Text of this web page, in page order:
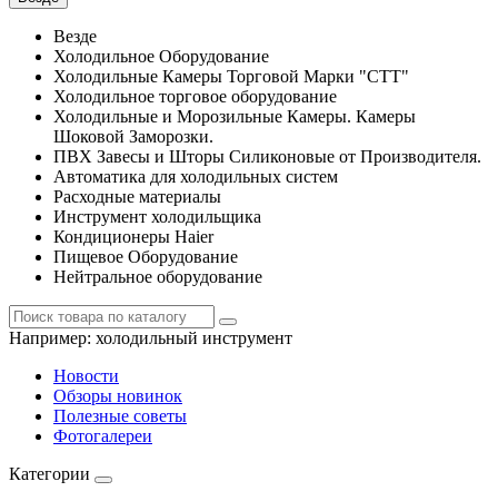
Везде
Холодильное Оборудование
Холодильные Камеры Торговой Марки "СТТ"
Холодильное торговое оборудование
Холодильные и Морозильные Камеры. Камеры
Шоковой Заморозки.
ПВХ Завесы и Шторы Силиконовые от Производителя.
Автоматика для холодильных систем
Расходные материалы
Инструмент холодильщика
Кондиционеры Haier
Пищевое Оборудование
Нейтральное оборудование
Например: холодильный инструмент
Новости
Обзоры новинок
Полезные советы
Фотогалереи
Категории